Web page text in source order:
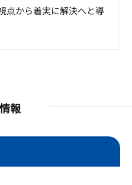
点から着実に解決へと導
報